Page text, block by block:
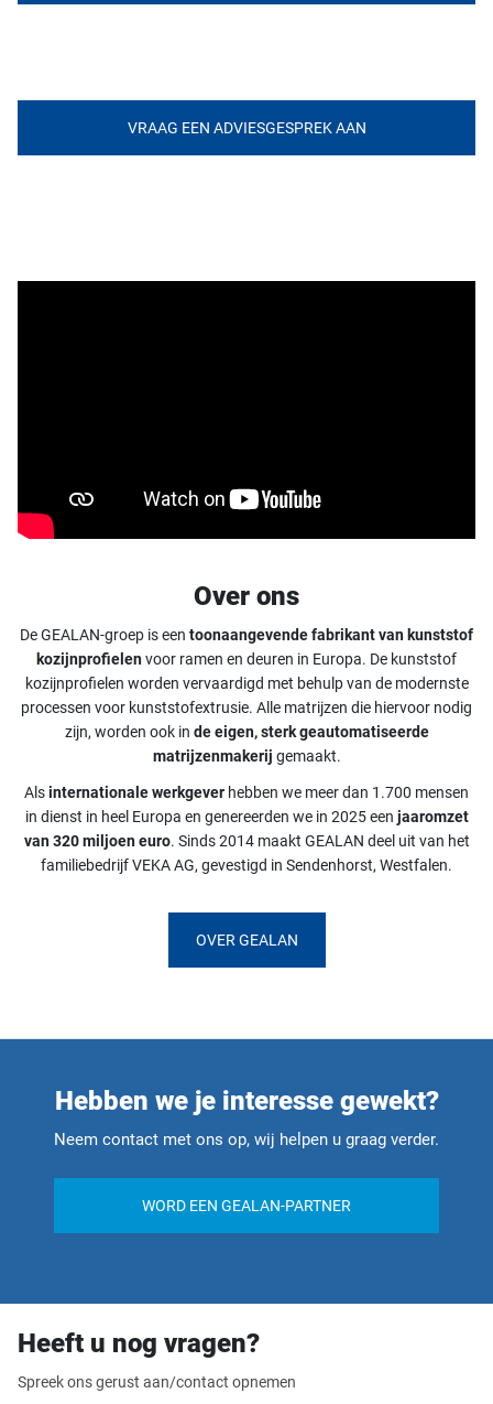
VRAAG EEN ADVIESGESPREK AAN
Over ons
De GEALAN-groep is een toonaangevende fabrikant van kunststof
kozijnprofielenvoor ramen en deuren in Europa. De kunststof
kozijnprofielen worden vervaardigd met behulp van de modernste
processen voor kunststofextrusie. Alle matrijzen die hiervoor nodig
zijn, worden ook in de eigen, sterk geautomatiseerde
matrijzenmakerij gemaakt.
Alsinternationale werkgever hebben we meer dan 1.700 mensen
in dienst in heel Europa en genereerden we in 2025 een jaaromzet
van 320 miljoen euro. Sinds 2014 maakt GEALAN deel uit van het
familiebedrijf VEKA AG, gevestigd in Sendenhorst, Westfalen.
OVER GEALAN
Hebben we je interesse gewekt?
Neem contact met ons op, wij helpen u graag verder.
WORD EEN GEALAN-PARTNER
Heeft u nog vragen?
Spreek ons gerust aan/contact opnemen